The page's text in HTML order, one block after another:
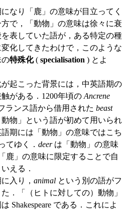
なり「鹿」の意味が目立ってく
で，「動物」の意味は徐々に衰
表していた語が，ある特定の種
化してきたわけで，このような
の特殊化( specialisation ) とよ
起こった背景には，中英語期の
がある．1200年頃の Ancrene
ランス語から借用された beast
動物」という語が初めて用いられ
期には「動物」の意味ではこち
てゆく． deerは「動物」の意味
鹿」の意味に限定することで自
える．
入り， animal という別の語がフ
．「（ヒトに対しての）動物」
Shakespeare である．これによ